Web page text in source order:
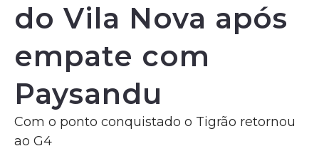
do Vila Nova após
empate com
Paysandu
Com o ponto conquistado o Tigrão retornou
ao G4